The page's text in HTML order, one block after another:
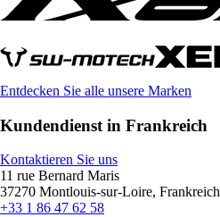
Entdecken Sie alle unsere Marken
Kundendienst in Frankreich
Kontaktieren Sie uns
11 rue Bernard Maris
37270 Montlouis-sur-Loire, Frankreich
+33 1 86 47 62 58